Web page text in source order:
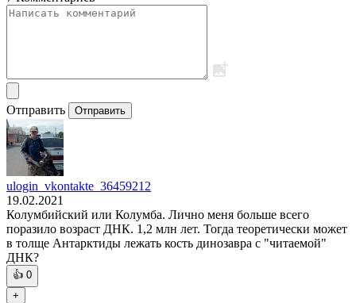
Отправить Отправить
ulogin_vkontakte_36459212
19.02.2021
Колумбийский или Колумба. Лично меня больше всего
поразило возраст ДНК. 1,2 млн лет. Тогда теоретически может
в толще Антарктиды лежать кость динозавра с "читаемой"
ДНК?
👍 0
+